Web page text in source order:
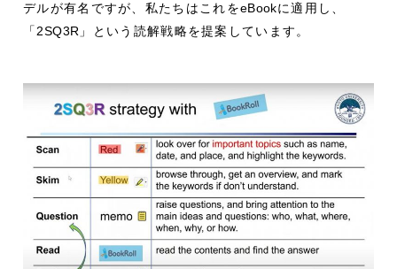
デルが有名ですが、私たちはこれをeBookに適用し、
「2SQ3R 」という読解戦略を提案しています。